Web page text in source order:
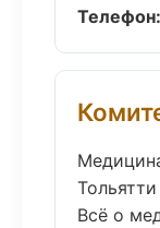
Телефон:
Тольятти
Всё о